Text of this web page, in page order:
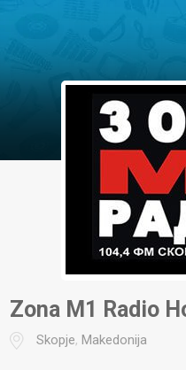
Zona M1 Radio
Skopje,Makedonija